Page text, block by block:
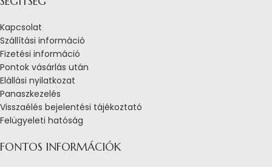
Kapcsolat
Szállítási információ
Fizetési információ
Pontok vásárlás után
Elállási nyilatkozat
Panaszkezelés
Visszaélés bejelentési tájékoztató
Felügyeleti hatóság
FONTOS INFORMÁCIÓK